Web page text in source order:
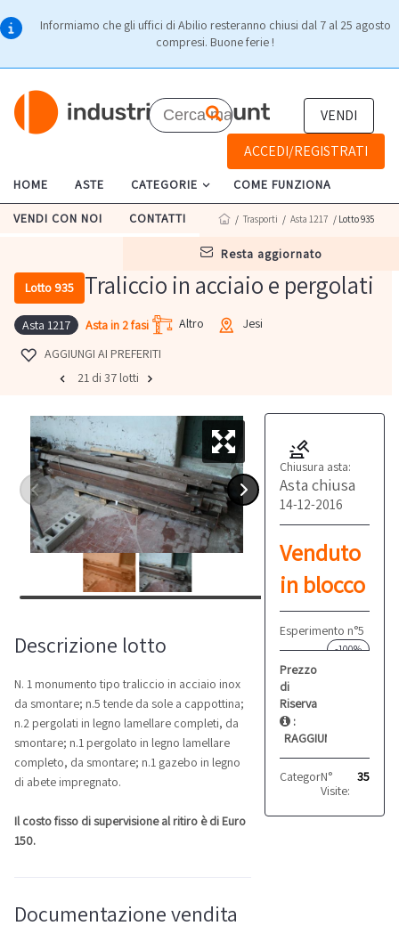
Informiamo che gli uffici di Abilio resteranno chiusi dal 7 al 25 agosto
compresi. Buone ferie !
VENDI
ACCEDI/REGISTRATI
HOME ASTE CATEGORIE COME FUNZIONA
VENDI CON NOI CONTATTI
resta aggiornato
/ Trasporti / Asta 1217 / Lotto 935
Lotto 935 Traliccio in acciaio e pergolati
Asta 1217 Asta in 2 fasi Altro
Jesi
AGGIUNGI AI PREFERITI
21 di 37 lotti
Chiusura asta:
Asta chiusa
14-12-2016
Venduto
in blocco
Esperimento n°5
-100%
Prezzo
di
Riserva
:
RAGGIUNTO
Categoria: Altro
N°
Visite:
35
Descrizione lotto
N. 1 monumento tipo traliccio in acciaio inox
da smontare; n.5 tende da sole a cappottina;
n.2 pergolati in legno lamellare completi, da
smontare; n.1 pergolato in legno lamellare
completo, da smontare; n.1 gazebo in legno
di abete impregnato.
Il costo fisso di supervisione al ritiro è di Euro
150.
Documentazione vendita